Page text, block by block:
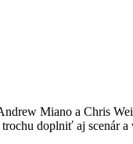
Miano a Chris
doplniť aj scenár